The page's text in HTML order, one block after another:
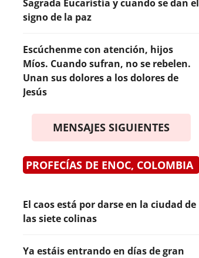
Sagrada Eucaristía y cuando se dan el
signo de la paz
Escúchenme con atención, hijos
Míos. Cuando sufran, no se rebelen.
Unan sus dolores a los dolores de
Jesús
MENSAJES SIGUIENTES
PROFECÍAS DE ENOC, COLOMBIA
El caos está por darse en la ciudad de
las siete colinas
Ya estáis entrando en días de gran